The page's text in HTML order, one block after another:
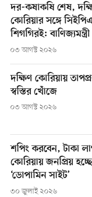
দর-কষাকষি শেষ,
কোরিয়ার সঙ্গে
শিগগিরই: বাণিজ্যমন্ত্রী
০৩ আগস্ট ২০২৬
দক্ষিণ কোরিয়ায়
স্বস্তির খোঁজে
০৩ আগস্ট ২০২৬
শপিং করবেন, টাকা
কোরিয়ায় জনপ্রিয় হচ্ছে
‘ডোপামিন সাইট’
৩০ জুলাই ২০২৬